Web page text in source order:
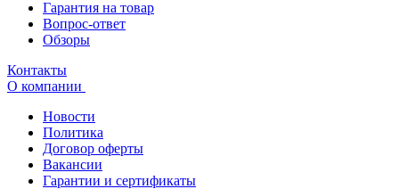
Гарантия на товар
Вопрос-ответ
Обзоры
Контакты
О компании
Новости
Политика
Договор оферты
Вакансии
Гарантии и сертификаты